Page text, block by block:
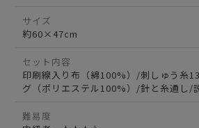
サイズ
約60×47cm
セット内容
印刷線入り布（綿100%）/刺しゅう糸
グ（ポリエステル100%）/針と糸通し/
難易度